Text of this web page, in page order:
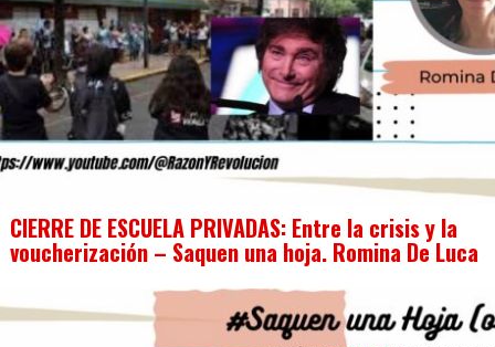
CIERRE DE ESCUELA PRIVADAS: Entre la crisis y la
voucherización – Saquen una hoja. Romina De Luca